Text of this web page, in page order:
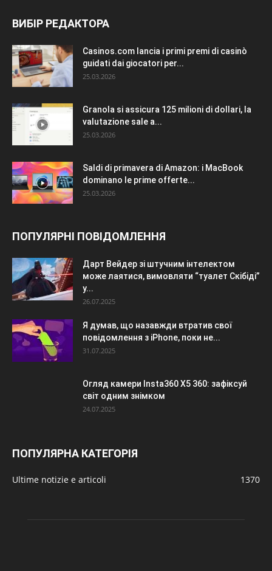
ВИБІР РЕДАКТОРА
Casinos.com lancia i primi premi di casinò
guidati dai giocatori per...
25.03.2026
Granola si assicura 125 milioni di dollari, la
valutazione sale a...
25.03.2026
Saldi di primavera di Amazon: i MacBook
dominano le prime offerte...
25.03.2026
ПОПУЛЯРНІ ПОВІДОМЛЕННЯ
Дарт Вейдер зі штучним інтелектом
може лаятися, вимовляти “туалет Скібіді”
у...
26.07.2025
Я думав, що назавжди втратив свої
повідомлення з iPhone, поки не...
31.07.2025
Огляд камери Insta360 X5 360: зафіксуй
світ одним знімком
24.07.2025
ПОПУЛЯРНА КАТЕГОРІЯ
Ultime notizie e articoli 1370